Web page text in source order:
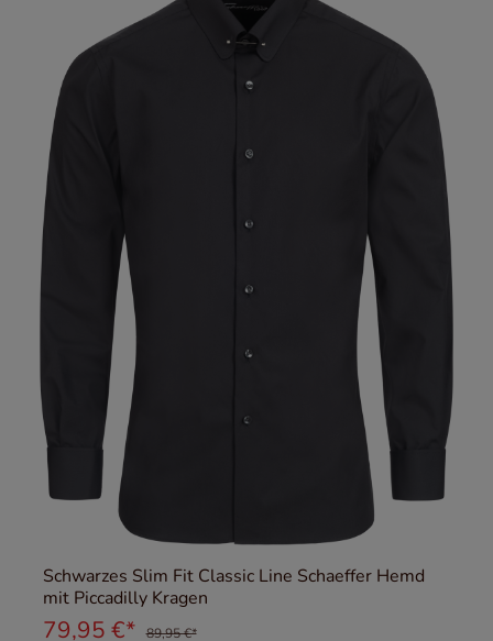
Schwarzes Slim Fit Classic Line Schaeffer Hemd
mit Piccadilly Kragen
79,95 €* 89,95 €*